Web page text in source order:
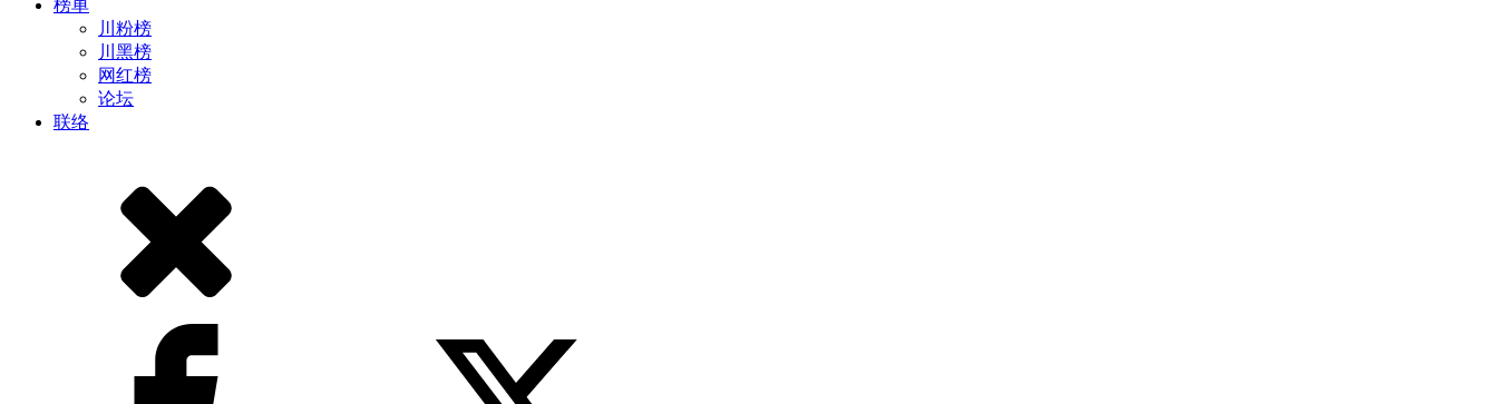
榜单
川粉榜
川黑榜
网红榜
论坛
联络